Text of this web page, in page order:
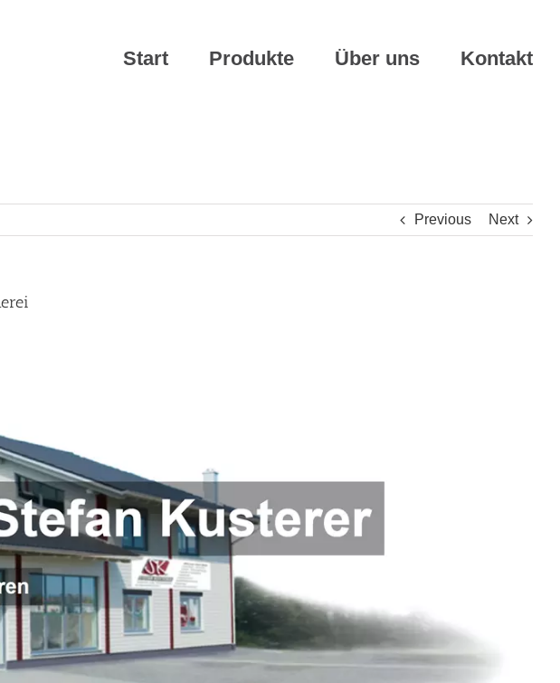
Start Produkte Über uns Kontakt
Previous Next